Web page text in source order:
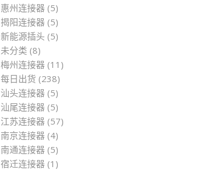
惠州连接器 (5)
揭阳连接器 (5)
新能源插头 (5)
未分类 (8)
梅州连接器 (11)
每日出货 (238)
汕头连接器 (5)
汕尾连接器 (5)
江苏连接器 (57)
南京连接器 (4)
南通连接器 (5)
宿迁连接器 (1)